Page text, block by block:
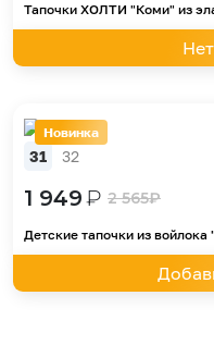
Тапочки ХОЛТИ "Коми" из
Новинка
31 32
1 949₽ 2 565₽
Детские тапочки из